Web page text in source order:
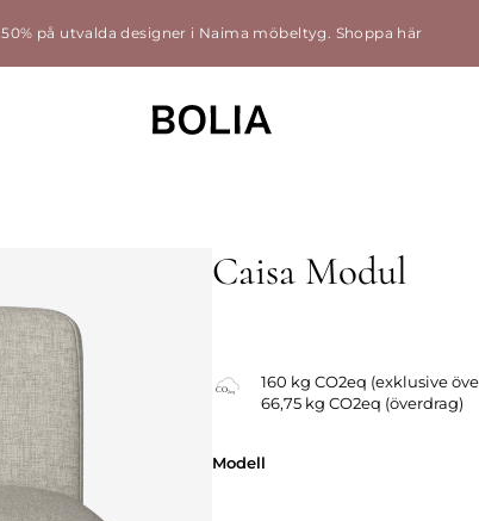
50% på utvalda designer i Naima möbeltyg. Shoppa här
Caisa Modul
160 kg CO2eq (exklusive
66,75 kg CO2eq (överdrag)
Modell